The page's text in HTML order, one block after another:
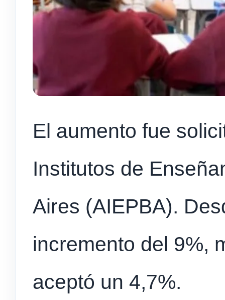
El aumento fue
Institutos de
Aires (AIEPBA).
incremento del 9%,
aceptó un 4,7%.